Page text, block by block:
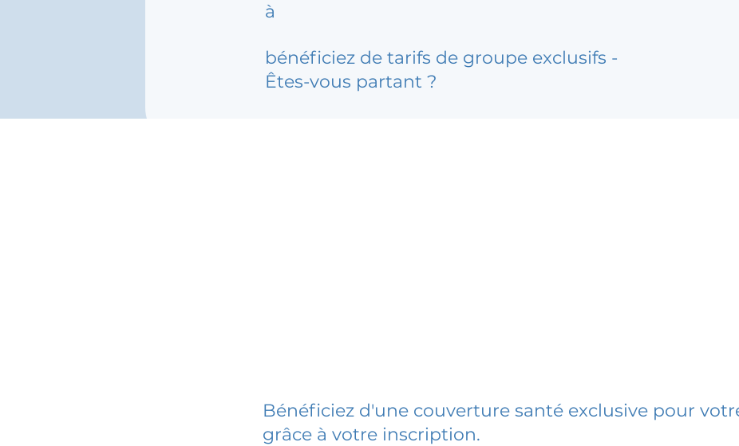
à
bénéficiez de tarifs de groupe exclusifs -
Êtes-vous partant ?
Bénéficiez d'une couverture santé exclusive pour
grâce à votre inscription.